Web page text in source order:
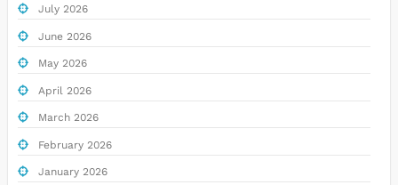
July 2026
June 2026
May 2026
April 2026
March 2026
February 2026
January 2026